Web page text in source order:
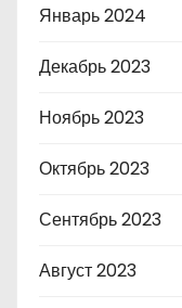
Январь 2024
Декабрь 2023
Ноябрь 2023
Октябрь 2023
Сентябрь 2023
Август 2023